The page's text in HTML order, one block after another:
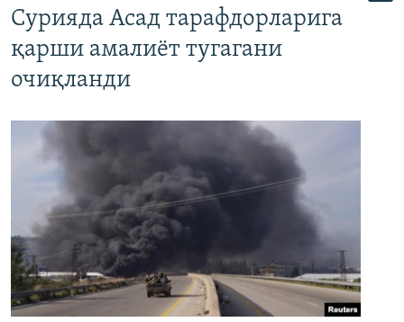
Сурияда Асад тарафдорларига
қарши амалиёт тугагани
очиқланди